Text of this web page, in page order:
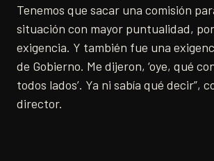
Tenemos que sacar una comisión
situación con mayor puntualidad,
exigencia. Y también fue una
de Gobierno. Me dijeron, ‘oye, qué
todos lados’. Ya ni sabía qué decir”,
director.